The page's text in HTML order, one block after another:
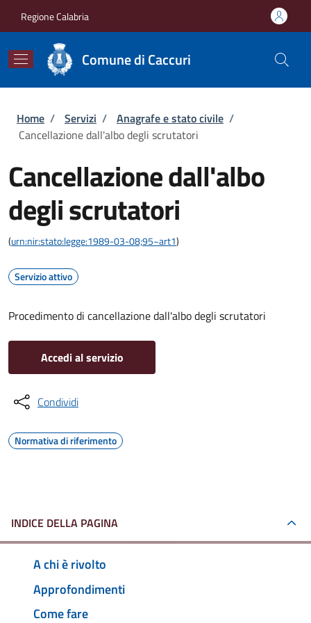
Regione Calabria
Comune di Caccuri
Briciole di pane
Home / Servizi / Anagrafe e stato civile /
Cancellazione dall'albo degli scrutatori
Cancellazione dall'albo
degli scrutatori
(urn:nir:stato:legge:1989-03-08;95~art1)
Servizio attivo
Procedimento di cancellazione dall'albo degli scrutatori
Accedi al servizio
Condividi
Normativa di riferimento
INDICE DELLA PAGINA
A chi è rivolto
Approfondimenti
Come fare